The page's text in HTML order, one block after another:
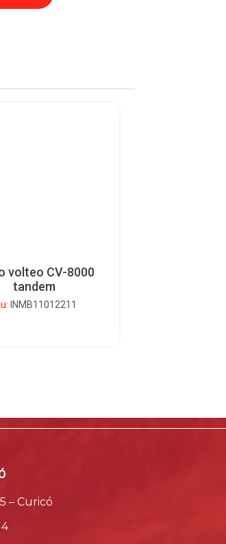
volteo CV-8000
tandem
INMB11012211
– Curicó